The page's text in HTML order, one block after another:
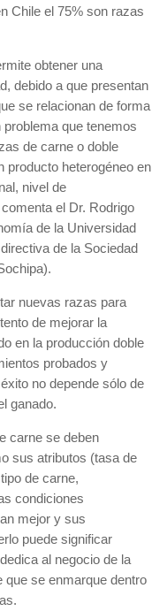
Chile el 75% son razas
obtener una
debido a que presentan
se relacionan de forma
que tenemos
de carne o doble
producto heterogéneo en
nivel de
el Dr. Rodrigo
de la Universidad
de la Sociedad
nuevas razas para
de mejorar la
en la producción doble
probados y
no depende sólo de
ganado.
carne se deben
sus atributos (tasa de
de carne,
condiciones
mejor y sus
puede significar
al negocio de la
se enmarque dentro